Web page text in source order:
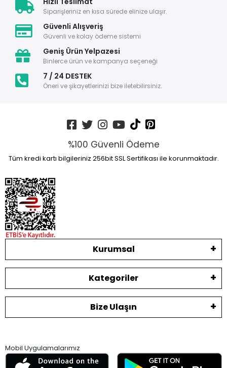
Siparişleriniz en kısa sürede elinize ulaşır.
Güvenli Alışveriş
Güvenli ve kolay ödeme sistemi
Geniş Ürün Yelpazesi
Binlerce ürün ve kampanya seçeneği
7 / 24 DESTEK
Öneri ve şikayetlerinizi bize iletebilirsiniz.
%100 Güvenli Ödeme
Tüm kredi kartı bilgileriniz 256bit SSL Sertifikası ile korunmaktadır.
Kurumsal
Kategoriler
Bize Ulaşın
Mobil Uygulamalarımız